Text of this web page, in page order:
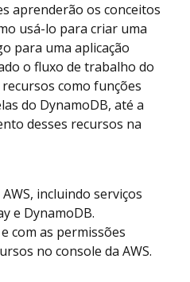
aprenderão os conceitos
usá-lo para criar uma
para uma aplicação
o fluxo de trabalho do
como funções
do DynamoDB, até a
desses recursos na
incluindo serviços
e DynamoDB.
com as permissões
no console da AWS.